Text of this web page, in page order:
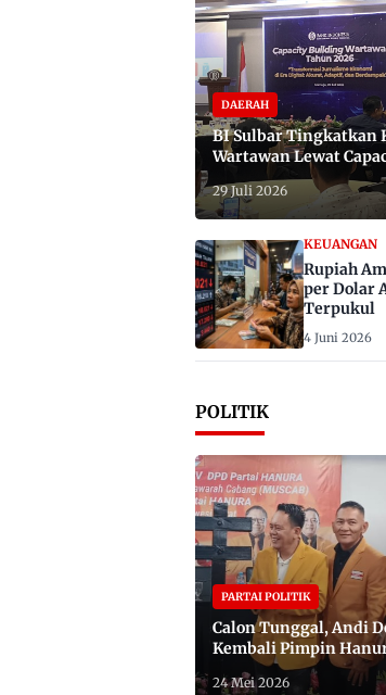
DAERAH
BI Sulbar Tingkatkan
Wartawan Lewat
2026
29 Juli 2026
KEUANGAN
Rupiah
per Dolar
Terpukul
4 Juni 2026
POLITIK
PARTAI POLITIK
Calon Tunggal, Andi
Kembali Pimpin
24 Mei 2026